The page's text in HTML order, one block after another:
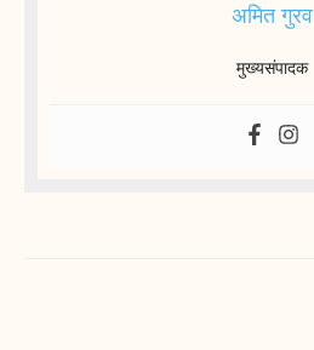
अमित गुरव
मुख्यसंपादक